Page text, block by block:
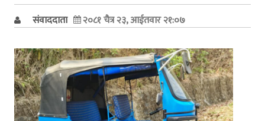
संवाददाता २०८१ चैत्र २३, आईतवार २१:०७